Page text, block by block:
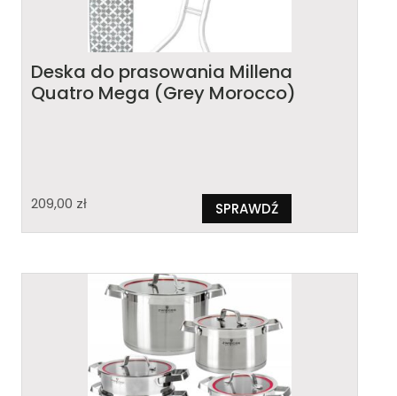
Deska do prasowania Millena
Quatro Mega (Grey Morocco)
209,00 zł SPRAWDŹ